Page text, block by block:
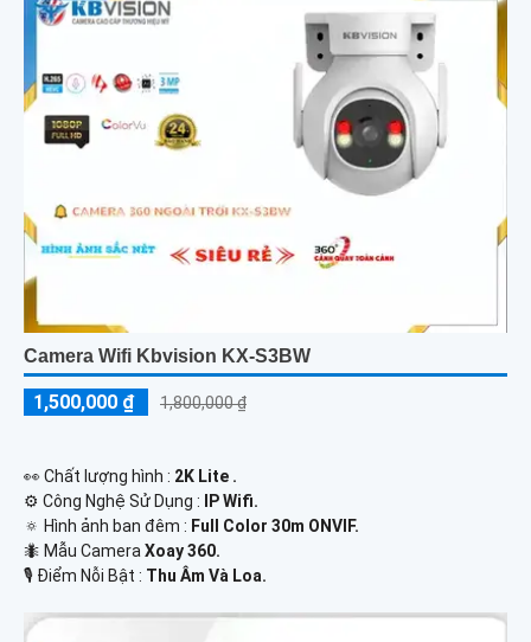
Camera Wifi Kbvision KX-S3BW
1,500,000 ₫ 1,800,000 ₫
️👀 Chất lượng hình : 2K Lite .
⚙ Công Nghệ Sử Dụng :
IP Wifi.
🔅 Hình ảnh ban đêm : Full Color 30m ONVIF.
🐜 Mẫu CameraXoay 360.
️🎙 Điểm Nỗi Bật : Thu Âm Và Loa.